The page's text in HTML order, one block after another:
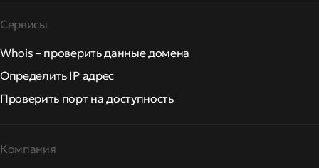
Сервисы
Whois – проверить данные домена
Определить IP адрес
Проверить порт на доступность
Компания